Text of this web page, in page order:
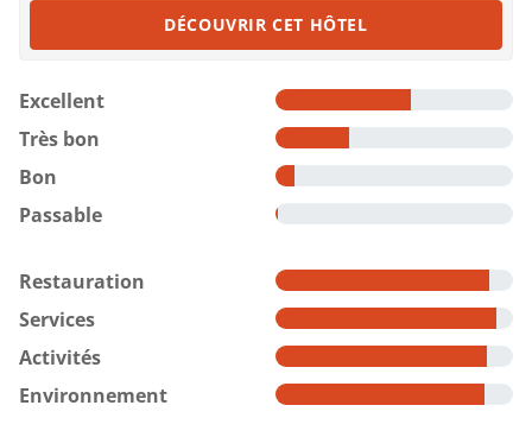
DÉCOUVRIR CET HÔTEL
Excellent
Très bon
Bon
Passable
Restauration
Services
Activités
Environnement